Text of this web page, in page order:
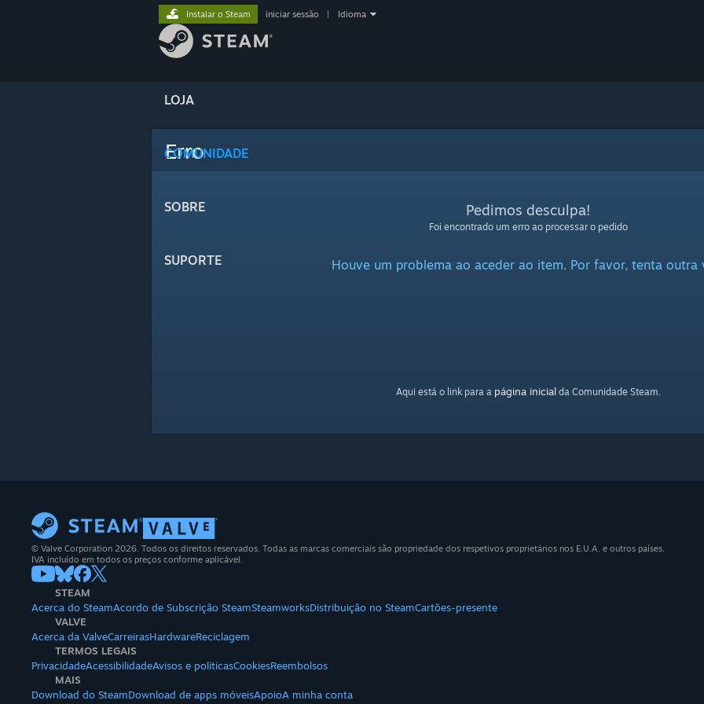
LOJA
COMUNIDADE
SOBRE
SUPORTE
Instalar o Steam iniciar sessão Idioma
Erro
Pedimos desculpa!
Foi encontrado um erro ao processar o pedido
Houve um problema ao aceder ao item. Por favor, tenta outra
Aqui está o link para a página inicial da Comunidade Steam.
© Valve Corporation 2026. Todos os direitos reservados. Todas as marcas comerciais são propriedade dos respetivos proprietários nos E.U.A. e outros países.
IVA incluído em todos os preços conforme aplicável.
STEAM
Acerca do SteamAcordo de Subscrição SteamSteamworksDistribuição no SteamCartões-presente
VALVE
Acerca da ValveCarreirasHardwareReciclagem
TERMOS LEGAIS
PrivacidadeAcessibilidadeAvisos e políticasCookiesReembolsos
MAIS
Download do SteamDownload de apps móveisApoioA minha conta